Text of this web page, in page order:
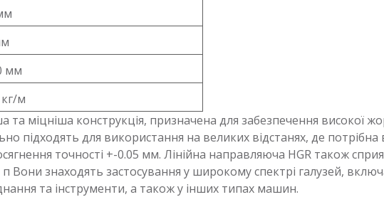
мм
кг/м
та міцніша конструкція, призначена для забезпечення високої
підходять для використання на великих відстанях, де потрібна
точності +-0.05 мм. Лінійна направляюча HGR також
п Вони знаходять застосування у широкому спектрі галузей,
та інструменти, а також у інших типах машин.